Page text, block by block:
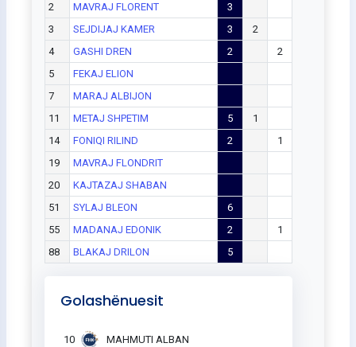
2
MAVRAJ FLORENT
3
3
SEJDIJAJ KAMER 3
2
4
GASHI DREN 2
2
5
FEKAJ ELION
7
MARAJ ALBIJON
11
METAJ SHPETIM 5
1
14
FONIQI RILIND 2
1
19
MAVRAJ FLONDRIT
20
KAJTAZAJ SHABAN
51
SYLAJ BLEON
6
55
MADANAJ EDONIK 2
1
88
BLAKAJ DRILON 5
Golashënuesit
10 MAHMUTI ALBAN